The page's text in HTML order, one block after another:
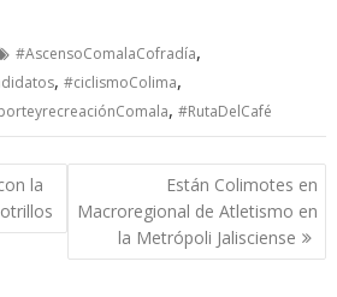
#AscensoComalaCofradía,
,#ciclismoColima,
,#RutaDelCafé
la
Están Colimotes en
Macroregional de Atletismo en
la Metrópoli Jalisciense